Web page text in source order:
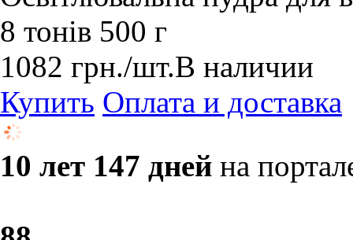
8 тонів 500 г
1082 грн./шт.В наличии
Купить Оплата и доставка
10 лет 147 дней на